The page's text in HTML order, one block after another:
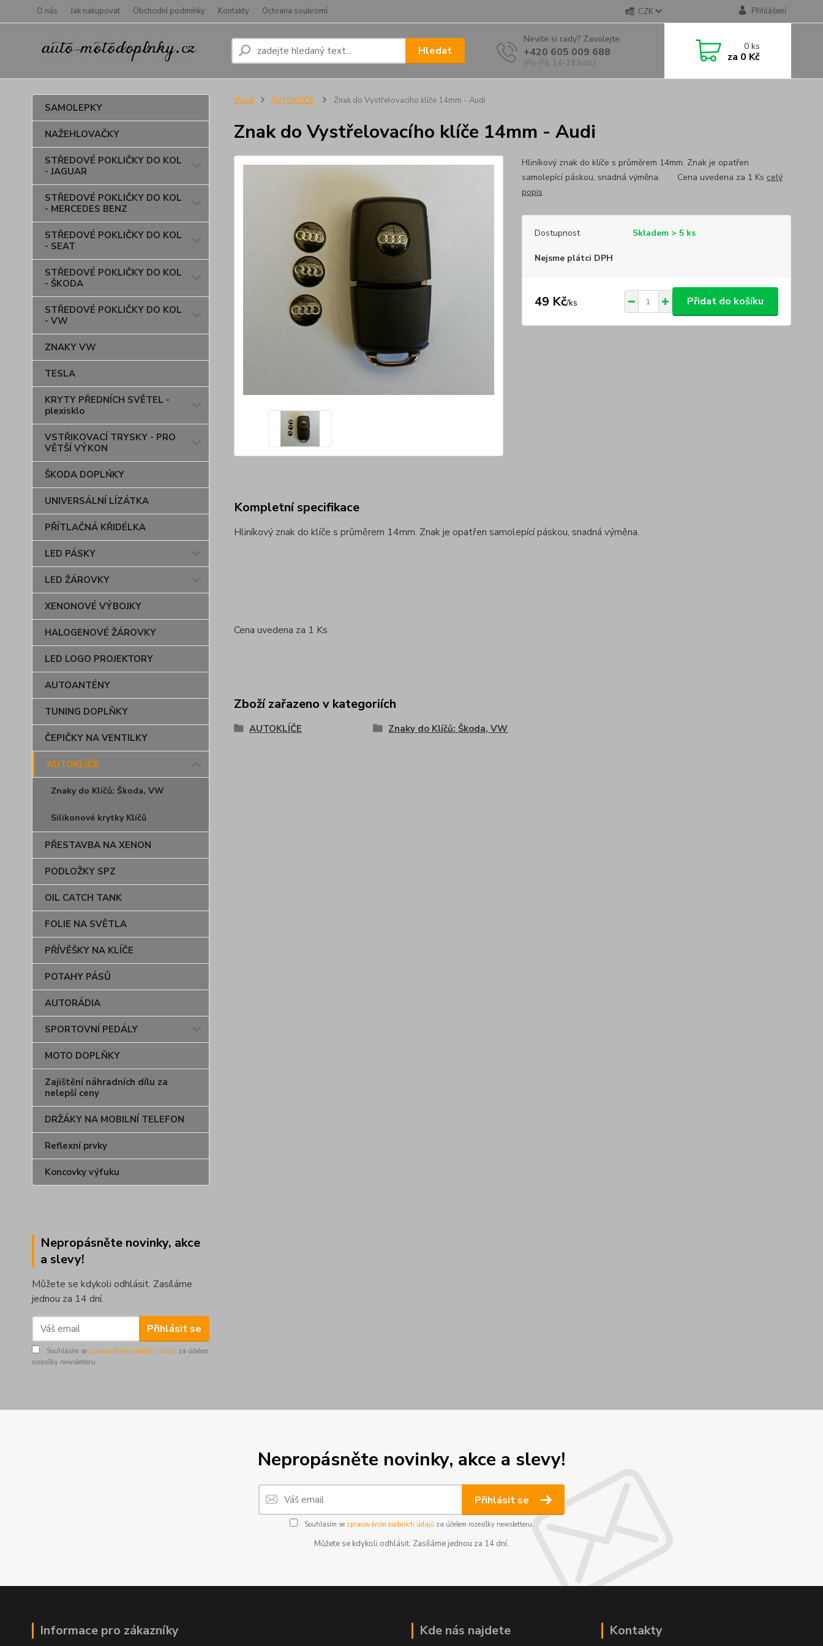
O nás Jak nakupovat Obchodní podmínky Kontakty Ochrana soukromí CZK Přihlášení
Hledat
Nevíte si rady? Zavolejte.
+420 605 009 688
(Po-Pá, 14-18 hod.)
0ks
za 0 Kč
SAMOLEPKY
NAŽEHLOVAČKY
STŘEDOVÉ POKLIČKY DO KOL
- JAGUAR
STŘEDOVÉ POKLIČKY DO KOL
- MERCEDES BENZ
STŘEDOVÉ POKLIČKY DO KOL
- SEAT
STŘEDOVÉ POKLIČKY DO KOL
- ŠKODA
STŘEDOVÉ POKLIČKY DO KOL
- VW
ZNAKY VW
TESLA
KRYTY PŘEDNÍCH SVĚTEL -
plexisklo
VSTŘIKOVACÍ TRYSKY - PRO
VĚTŠÍ VÝKON
ŠKODA DOPLŃKY
UNIVERSÁLNÍ LÍZÁTKA
PŘÍTLAČNÁ KŘIDÉLKA
LED PÁSKY
LED ŽÁROVKY
XENONOVÉ VÝBOJKY
HALOGENOVÉ ŽÁROVKY
LED LOGO PROJEKTORY
AUTOANTÉNY
TUNING DOPLŇKY
ČEPIČKY NA VENTILKY
AUTOKLÍČE
Znaky do Klíčů: Škoda, VW
Silikonové krytky Klíčů
PŘESTAVBA NA XENON
PODLOŽKY SPZ
OIL CATCH TANK
FOLIE NA SVĚTLA
PŘÍVĚŠKY NA KLÍČE
POTAHY PÁSŮ
AUTORÁDIA
SPORTOVNÍ PEDÁLY
MOTO DOPLŇKY
Zajištění náhradních dílu za
nelepší ceny
DRŽÁKY NA MOBILNÍ TELEFON
Reflexní prvky
Koncovky výfuku
Nepropásněte novinky, akce
a slevy!
Můžete se kdykoli odhlásit. Zasíláme
jednou za 14 dní.
Přihlásit se
Souhlasím se zpracováním osobních údajů za účelem
rozesílky newsletteru.
Úvod AUTOKLÍČE Znak do Vystřelovacího klíče 14mm - Audi
Znak do Vystřelovacího klíče 14mm - Audi
Hliníkový znak do klíče s průměrem 14mm. Znak je opatřen
samolepící páskou, snadná výměna. Cena uvedena za 1 Ks celý
popis
Dostupnost Skladem > 5 ks
Nejsme plátci DPH
49 Kč/ks Přidat do košíku
Kompletní specifikace
Hliníkový znak do klíče s průměrem 14mm. Znak je opatřen samolepící páskou, snadná výměna.
Cena uvedena za 1 Ks
Zboží zařazeno v kategoriích
AUTOKLÍČE Znaky do Klíčů: Škoda, VW
Nepropásněte novinky, akce a slevy!
Přihlásit se
Souhlasím se zpracováním osobních údajůza účelem rozesílky newsletteru.
Můžete se kdykoli odhlásit. Zasíláme jednou za 14 dní.
Informace pro zákazníky Kde nás najdete Kontakty